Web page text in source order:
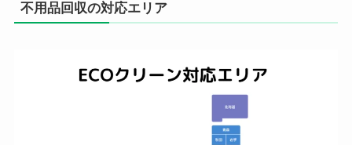
不用品回収の対応エリア